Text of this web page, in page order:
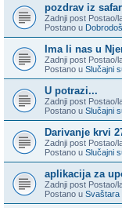
pozdrav iz
Zadnji post Postao/
Postano u
Ima li nas u
Zadnji post Postao/
Postano u Slučajni
U potrazi...
Zadnji post Postao/
Postano u Slučajni
Darivanje krvi
Zadnji post Postao/
Postano u Slučajni
aplikacija za
Zadnji post Postao/
Postano u Svaštara